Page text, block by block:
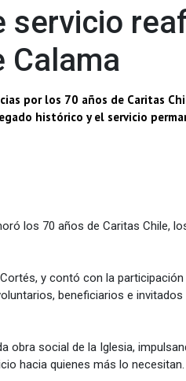
Calama
por los 70 años de Caritas
histórico y el servicio
los 70 años de Caritas Chile,
y contó con la
beneficiarios e
obra social de la Iglesia,
hacia quienes más lo necesitan.